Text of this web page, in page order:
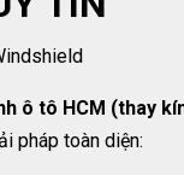
ô tô HCM (thay
pháp toàn diện: